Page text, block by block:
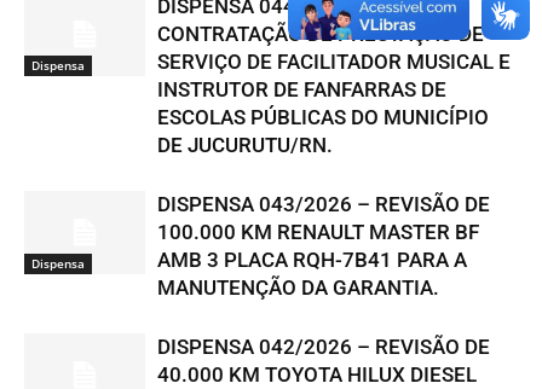
Dispensa
DISPENSA 044/2026 –
CONTRATAÇÃO DE PRESTAÇÃO DE
SERVIÇO DE FACILITADOR MUSICAL E
INSTRUTOR DE FANFARRAS DE
ESCOLAS PÚBLICAS DO MUNICÍPIO
DE JUCURUTU/RN.
Dispensa
DISPENSA 043/2026 – REVISÃO DE
100.000 KM RENAULT MASTER BF
AMB 3 PLACA RQH-7B41 PARA A
MANUTENÇÃO DA GARANTIA.
DISPENSA 042/2026 – REVISÃO DE
40.000 KM TOYOTA HILUX DIESEL